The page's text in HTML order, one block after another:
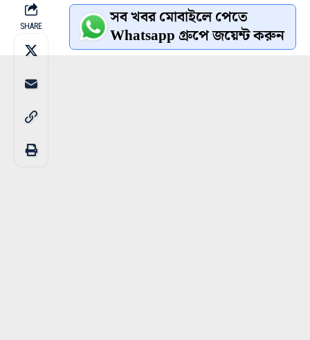
SHARE সব খবর মোবাইলে পেতে
Whatsapp গ্রুপে জয়েন্ট করুন